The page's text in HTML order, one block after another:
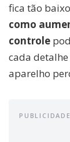
fica tão
como
controle
cada
aparelho
PUBLICIDADE